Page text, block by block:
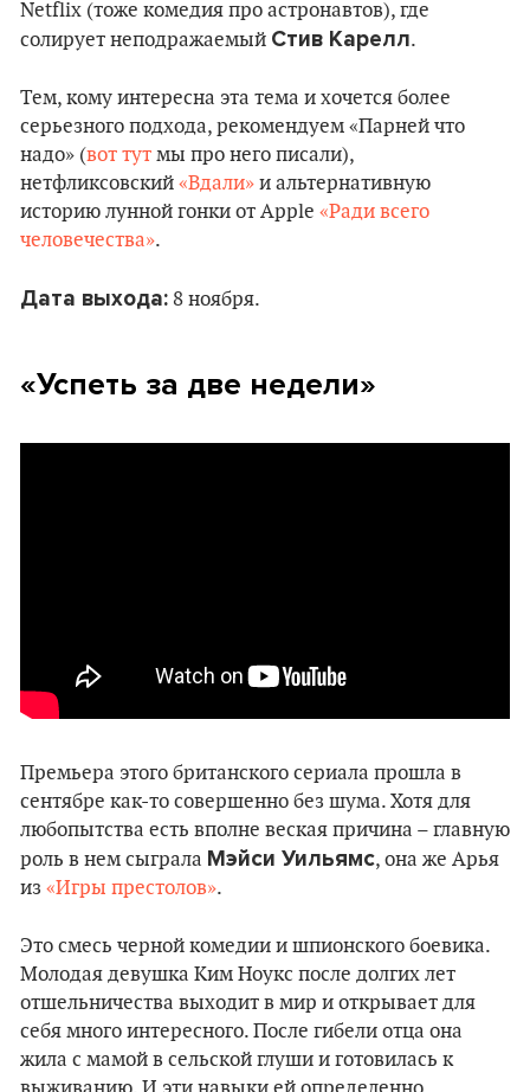
Netflix (тоже комедия про астронавтов), где
солирует неподражаемый Стив Карелл.
Тем, кому интересна эта тема и хочется более
серьезного подхода, рекомендуем «Парней что
надо» (вот тут мы про него писали),
нетфликсовский «Вдали» и альтернативную
историю лунной гонки от Apple «Ради всего
человечества».
Дата выхода: 8 ноября.
«Успеть за две недели»
Премьера этого британского сериала прошла в
сентябре как-то совершенно без шума. Хотя для
любопытства есть вполне веская причина – главную
роль в нем сыграла Мэйси Уильямс, она же Арья
из «Игры престолов».
Это смесь черной комедии и шпионского боевика.
Молодая девушка Ким Ноукс после долгих лет
отшельничества выходит в мир и открывает для
себя много интересного. После гибели отца она
жила с мамой в сельской глуши и готовилась к